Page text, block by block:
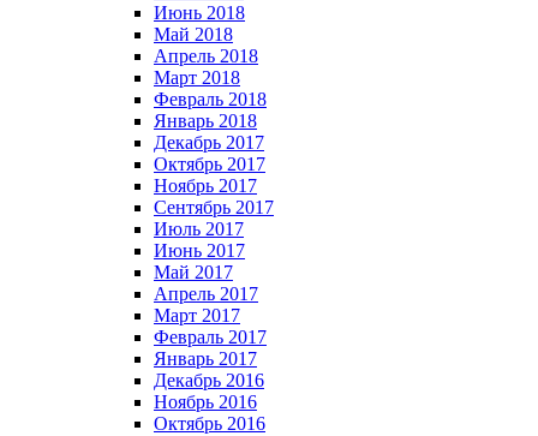
Июнь 2018
Май 2018
Апрель 2018
Март 2018
Февраль 2018
Январь 2018
Декабрь 2017
Октябрь 2017
Ноябрь 2017
Сентябрь 2017
Июль 2017
Июнь 2017
Май 2017
Апрель 2017
Март 2017
Февраль 2017
Январь 2017
Декабрь 2016
Ноябрь 2016
Октябрь 2016